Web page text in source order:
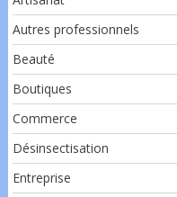
Autres professionnels
Beauté
Boutiques
Commerce
Désinsectisation
Entreprise